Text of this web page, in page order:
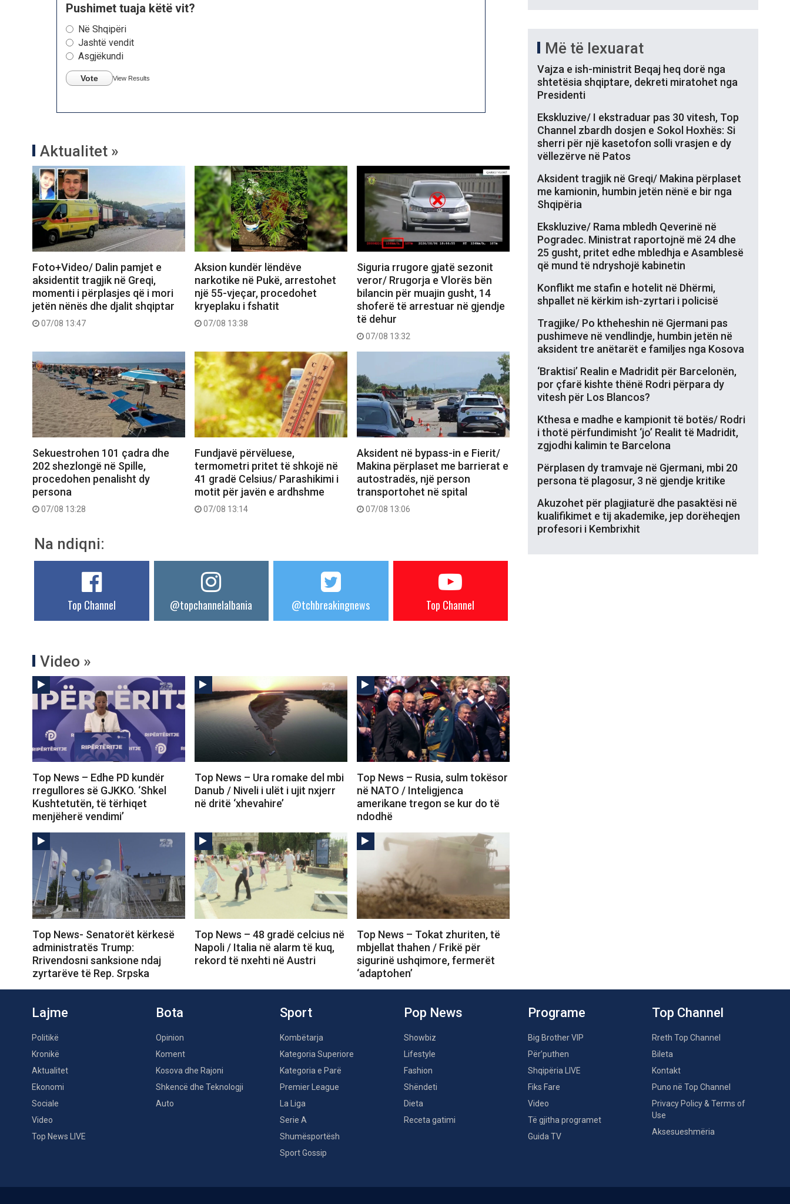
Pushimet tuaja këtë vit?
Në Shqipëri
Jashtë vendit
Asgjëkundi
Vote View Results
Aktualitet »
Foto+Video/ Dalin pamjet e
aksidentit tragjik në Greqi,
momenti i përplasjes që i mori
jetën nënës dhe djalit shqiptar
07/08 13:47
Aksion kundër lëndëve
narkotike në Pukë, arrestohet
një 55-vjeçar, procedohet
kryeplaku i fshatit
07/08 13:38
Siguria rrugore gjatë sezonit
veror/ Rrugorja e Vlorës bën
bilancin për muajin gusht, 14
shoferë të arrestuar në gjendje
të dehur
07/08 13:32
Sekuestrohen 101 çadra dhe
202 shezlongë në Spille,
procedohen penalisht dy
persona
07/08 13:28
Fundjavë përvëluese,
termometri pritet të shkojë në
41 gradë Celsius/ Parashikimi i
motit për javën e ardhshme
07/08 13:14
Aksident në bypass-in e Fierit/
Makina përplaset me barrierat e
autostradës, një person
transportohet në spital
07/08 13:06
Na ndiqni:
Top Channel @topchannelalbania @tchbreakingnews Top Channel
Video »
Top News – Edhe PD kundër
rregullores së GJKKO. ‘Shkel
Kushtetutën, të tërhiqet
menjëherë vendimi’
Top News – Ura romake del mbi
Danub / Niveli i ulët i ujit nxjerr
në dritë ‘xhevahire’
Top News – Rusia, sulm tokësor
në NATO / Inteligjenca
amerikane tregon se kur do të
ndodhë
Top News- Senatorët kërkesë
administratës Trump:
Rrivendosni sanksione ndaj
zyrtarëve të Rep. Srpska
Top News – 48 gradë celcius në
Napoli / Italia në alarm të kuq,
rekord të nxehti në Austri
Top News – Tokat zhuriten, të
mbjellat thahen / Frikë për
sigurinë ushqimore, fermerët
‘adaptohen’
Më të lexuarat
Vajza e ish-ministrit Beqaj heq dorë nga
shtetësia shqiptare, dekreti miratohet nga
Presidenti
Ekskluzive/ I ekstraduar pas 30 vitesh, Top
Channel zbardh dosjen e Sokol Hoxhës: Si
sherri për një kasetofon solli vrasjen e dy
vëllezërve në Patos
Aksident tragjik në Greqi/ Makina përplaset
me kamionin, humbin jetën nënë e bir nga
Shqipëria
Ekskluzive/ Rama mbledh Qeverinë në
Pogradec. Ministrat raportojnë më 24 dhe
25 gusht, pritet edhe mbledhja e Asamblesë
që mund të ndryshojë kabinetin
Konflikt me stafin e hotelit në Dhërmi,
shpallet në kërkim ish-zyrtari i policisë
Tragjike/ Po ktheheshin në Gjermani pas
pushimeve në vendlindje, humbin jetën në
aksident tre anëtarët e familjes nga Kosova
‘Braktisi’ Realin e Madridit për Barcelonën,
por çfarë kishte thënë Rodri përpara dy
vitesh për Los Blancos?
Kthesa e madhe e kampionit të botës/ Rodri
i thotë përfundimisht ‘jo’ Realit të Madridit,
zgjodhi kalimin te Barcelona
Përplasen dy tramvaje në Gjermani, mbi 20
persona të plagosur, 3 në gjendje kritike
Akuzohet për plagjiaturë dhe pasaktësi në
kualifikimet e tij akademike, jep dorëheqjen
profesori i Kembrixhit
Lajme
Politikë
Kronikë
Aktualitet
Ekonomi
Sociale
Video
Top News LIVE
Bota
Opinion
Koment
Kosova dhe Rajoni
Shkencë dhe Teknologji
Auto
Sport
Kombëtarja
Kategoria Superiore
Kategoria e Parë
Premier League
La Liga
Serie A
Shumësportësh
Sport Gossip
Pop News
Showbiz
Lifestyle
Fashion
Shëndeti
Dieta
Receta gatimi
Programe
Big Brother VIP
Për’puthen
Shqipëria LIVE
Fiks Fare
Video
Të gjitha programet
Guida TV
Top Channel
Rreth Top Channel
Bileta
Kontakt
Puno në Top Channel
Privacy Policy & Terms of
Use
Aksesueshmëria